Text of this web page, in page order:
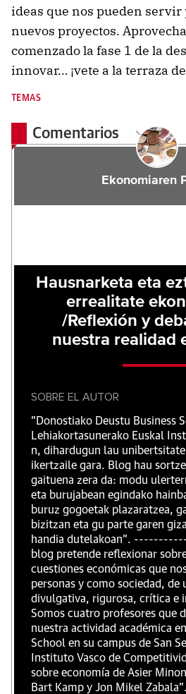
ideas que nos pueden
nuevos proyectos.
comenzado la fase 1 de la
innovar… ¡vete a la terraza
TEMAS
Comentarios
Ekonomiaren
Hausnarketa eta
errealitate
/Reflexión y
nuestra realidad
SOBRE EL AUTOR
"Donostiako Deustu Business
Lehiakortasunerako Euskal
n, dihardugun lau
ikertzaile gara. Blog hau
gaituena zera da: modu
eta burujabean egindako
buruz gogoetak plazaratzea,
bizitzan eta gu parte garen
handia dutelakoan".
blog pretende reflexionar
cuestiones económicas que
personas y como sociedad, de
divulgativa, rigurosa, crítica e
Somos cuatro profesores que
nuestra actividad académica
School en su campus de San
Instituto Vasco de
sobre economía de Asier
Bart Kamp y Jon Mikel Zabala".